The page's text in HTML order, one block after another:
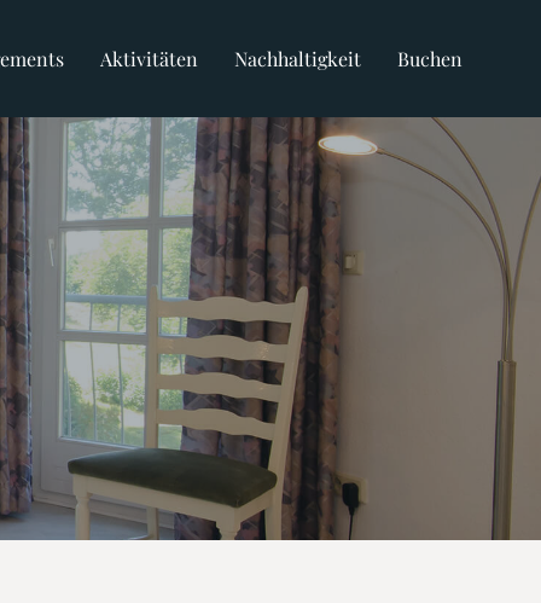
Aktivitäten Nachhaltigkeit Buchen